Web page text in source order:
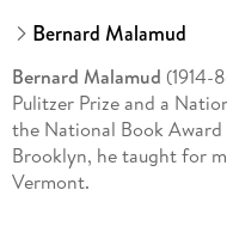
Bernard Malamud
Bernard Malamud (1914-
Pulitzer Prize and a
the National Book
Brooklyn, he taught for
Vermont.